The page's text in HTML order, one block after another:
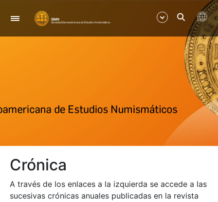
Navegació
Crónica
A través de los enlaces a la izquierda se accede a las
sucesivas crónicas anuales publicadas en la revista